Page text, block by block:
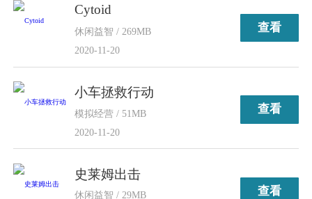
Cytoid
休闲益智 / 269MB
2020-11-20
查看
小车拯救行动
模拟经营 / 51MB
2020-11-20
查看
史莱姆出击
休闲益智 / 29MB
查看